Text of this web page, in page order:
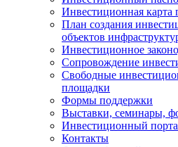
Инвестиционная карта
План создания
объектов
Инвестиционное
Сопровождение
Свободные
площадки
Формы поддержки
Выставки, семинары,
Инвестиционный
Контакты